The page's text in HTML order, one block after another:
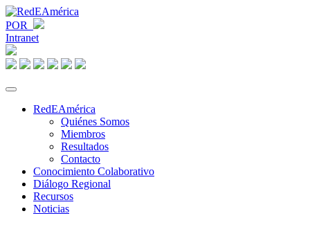
POR
Intranet
RedEAmérica
Quiénes Somos
Miembros
Resultados
Contacto
Conocimiento Colaborativo
Diálogo Regional
Recursos
Noticias